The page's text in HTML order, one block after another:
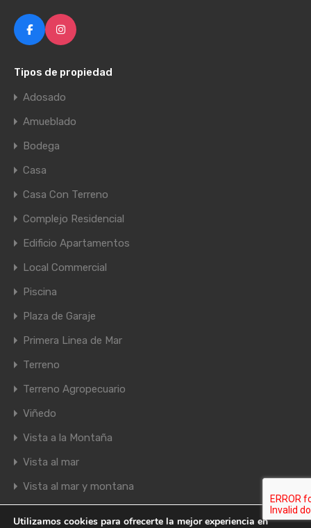
Tipos de propiedad
Adosado
Amueblado
Bodega
Casa
Casa Con Terreno
Complejo Residencial
Edificio Apartamentos
Local Commercial
Piscina
Plaza de Garaje
Primera Linea de Mar
Terreno
Terreno Agropecuario
Viñedo
Vista a la Montaña
Vista al mar
Vista al mar y montana
Utilizamos cookies para ofrecerte la mejor experiencia en